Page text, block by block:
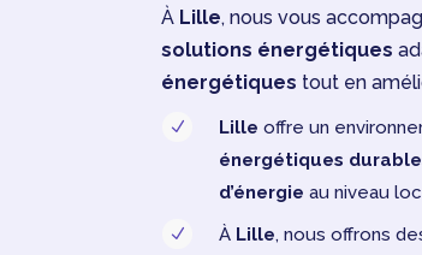
À Lille, nous vous
solutions énergétiques
énergétiques tout en
N Lille offre un
énergétiques
d’énergie au niveau
N À Lille, nous offrons